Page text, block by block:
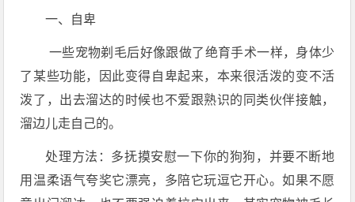
一、自卑
一些宠物剃毛后好像跟做了绝育手术一样，身体少
了某些功能，因此变得自卑起来，本来很活泼的变不活
泼了，出去溜达的时候也不爱跟熟识的同类伙伴接触，
溜边儿走自己的。
处理方法：多抚摸安慰一下你的狗狗，并要不断地
用温柔语气夸奖它漂亮，多陪它玩逗它开心。如果不愿